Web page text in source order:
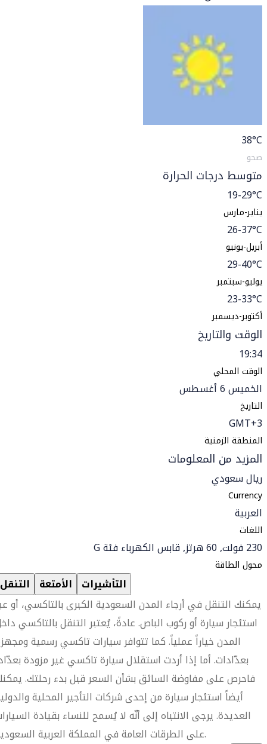
38°C
صحو
متوسط درجات الحرارة
19-29°C
يناير-مارس
26-37°C
أبريل-يونيو
29-40°C
يوليو-سبتمبر
23-33°C
أكتوبر-ديسمبر
الوقت والتاريخ
19:34
الوقت المحلي
الخميس 6 أغسطس
التاريخ
GMT+3
المنطقة الزمنية
المزيد من المعلومات
ريال سعودي
Currency
العربية
اللغات
230 فولت, 60 هرتز, قابس الكهرباء فئة G
محول الطاقة
التنقل الأمتعة التأشيرات
يمكنك التنقل في أرجاء المدن السعودية الكبرى بالتاكسي، أو
استئجار سيارة أو ركوب الباص. عادةً، يُعتبر التنقل بالتاكسي
المدن خياراً عملياً. كما تتوافر سيارات تاكسي رسمية
بعدّادات. أما إذا أردت استقلال سيارة تاكسي غير مزودة
فاحرص على مفاوضة السائق بشأن السعر قبل بدء رحلتك.
أيضاً استئجار سيارة من إحدى شركات التأجير المحلية
العديدة. يرجى الانتباه إلى أنّه لا يُسمح للنساء بقيادة
على الطرقات العامة في المملكة العربية السعودية.